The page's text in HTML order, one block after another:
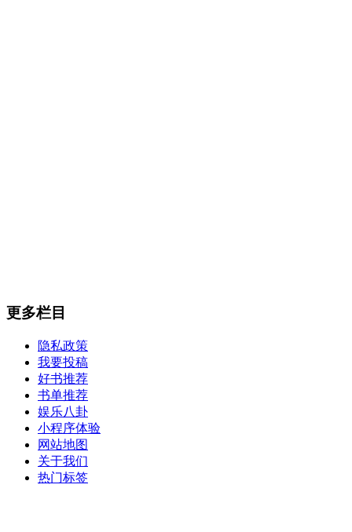
更多栏目
隐私政策
我要投稿
好书推荐
书单推荐
娱乐八卦
小程序体验
网站地图
关于我们
热门标签